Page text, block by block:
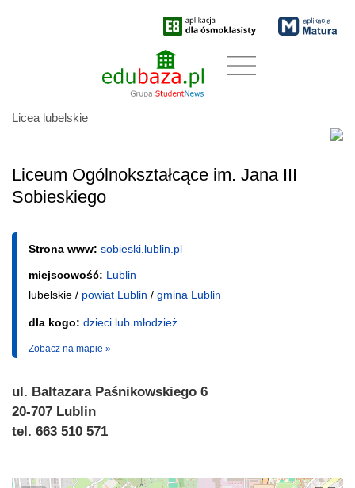
Licea lubelskie
Liceum Ogólnokształcące im. Jana III
Sobieskiego
Strona www: sobieski.lublin.pl
miejscowość: Lublin
lubelskie / powiat Lublin / gmina Lublin
dla kogo: dzieci lub młodzież
Zobacz na mapie »
ul. Baltazara Paśnikowskiego 6
20-707 Lublin
tel. 663 510 571